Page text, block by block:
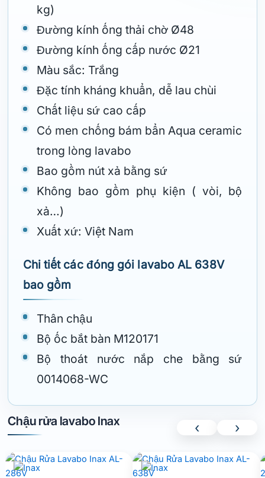
kg)
Đường kính ống thải chờ Ø48
Đường kính ống cấp nước Ø21
Màu sắc: Trắng
Đặc tính kháng khuẩn, dễ lau chùi
Chất liệu sứ cao cấp
Có men chống bám bẩn Aqua ceramic
trong lòng lavabo
Bao gồm nút xả bằng sứ
Không bao gồm phụ kiện ( vòi, bộ
xả…)
Xuất xứ: Việt Nam
Chi tiết các đóng gói lavabo AL 638V
bao gồm
Thân chậu
Bộ ốc bắt bàn M120171
Bộ thoát nước nắp che bằng sứ
0014068-WC
Chậu rửa lavabo Inax ‹ ›